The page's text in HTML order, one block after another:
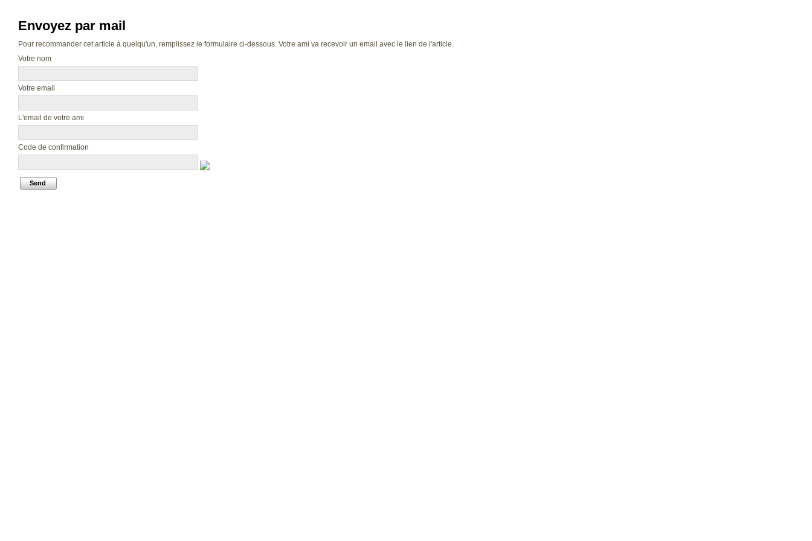
Envoyez par mail
Pour recommander cet article à quelqu'un, remplissez le formulaire ci-dessous. Votre ami va recevoir un email avec le lien de l'article.
Votre nom
Votre email
L'email de votre ami
Code de confirmation
Send